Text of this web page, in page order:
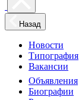
Назад
Новости
Типография
Вакансии
Объявления
Биографии